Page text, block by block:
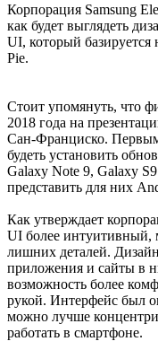
Корпорация Samsung
как будет выглядеть
UI, который
Pie.
Стоит упомянуть, что
2018 года на
Сан-Франциско.
будеть установить
Galaxy Note 9, Galaxy
представить для них
Как утверждает
UI более интуитивный,
лишних деталей.
приложения и сайты в
возможность более
рукой. Интерфейс был
можно лучше
работать в смартфоне.